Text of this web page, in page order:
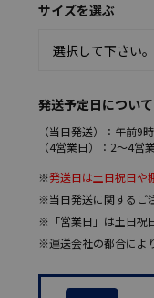
サイズを選ぶ
発送予定日について
（当日発送）：午前9
（4営業日）：2～4営
※発送日は土日祝日や
※当日発送に関するご
※「営業日」は土日祝
※運送会社の都合によ